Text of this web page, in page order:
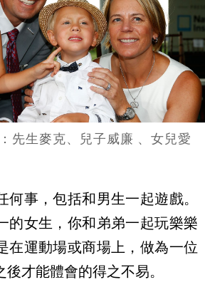
先生麥克、兒子威廉 、女兒愛
事，包括和男生一起遊戲。
的女生，你和弟弟一起玩樂樂
在運動場或商場上，做為一位
才能體會的得之不易。